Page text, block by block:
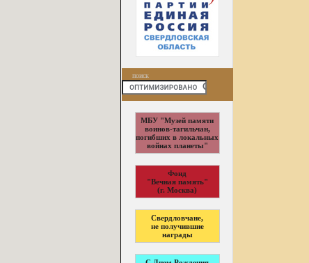
поиск
МБУ "Музей памяти
воинов-тагильчан,
погибших в локальных
войнах планеты"
Фонд
"Вечная память"
(г. Москва)
Свердловчане,
не получившие
награды